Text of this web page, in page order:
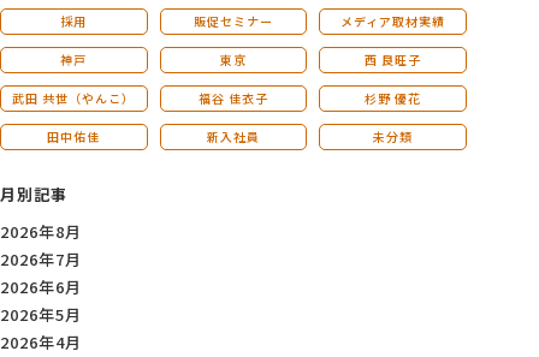
採用 販促セミナー メディア取材実績
神戸 東京 西 良旺子
武田 共世（やんこ） 福谷 佳衣子 杉野 優花
田中佑佳 新入社員 未分類
月別記事
2026年8月
2026年7月
2026年6月
2026年5月
2026年4月